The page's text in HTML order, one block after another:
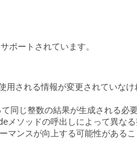
ポートされています。
用される情報が変更されていなけ
同じ整数の結果が生成される必
メソッドの呼出しによって異な
マンスが向上する可能性がある